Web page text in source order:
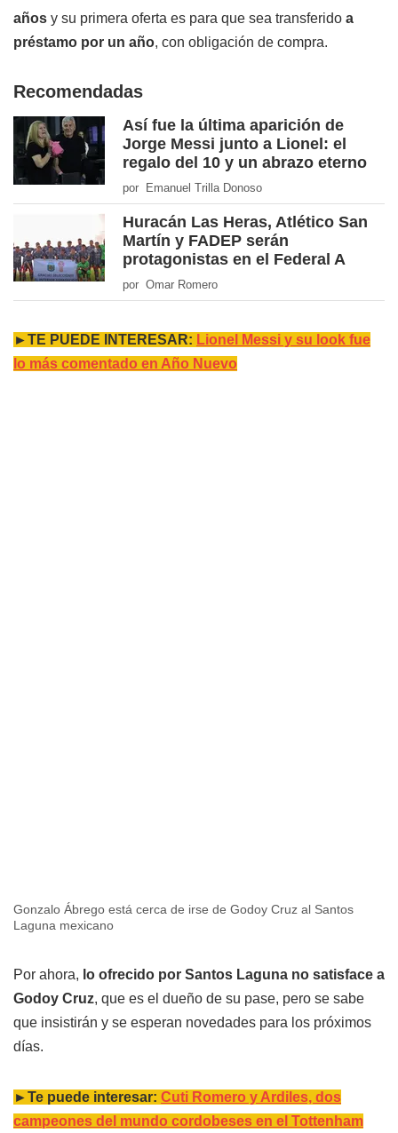
años y su primera oferta es para que sea transferido a
préstamo por un año, con obligación de compra.
Recomendadas
Así fue la última aparición de
Jorge Messi junto a Lionel: el
regalo del 10 y un abrazo eterno
por Emanuel Trilla Donoso
Huracán Las Heras, Atlético San
Martín y FADEP serán
protagonistas en el Federal A
por Omar Romero
►TE PUEDE INTERESAR: Lionel Messi y su look fue
lo más comentado en Año Nuevo
Gonzalo Ábrego está cerca de irse de Godoy Cruz al Santos
Laguna mexicano
Por ahora, lo ofrecido por Santos Laguna no satisface a
Godoy Cruz, que es el dueño de su pase, pero se sabe
que insistirán y se esperan novedades para los próximos
días.
►Te puede interesar: Cuti Romero y Ardiles, dos
campeones del mundo cordobeses en el Tottenham